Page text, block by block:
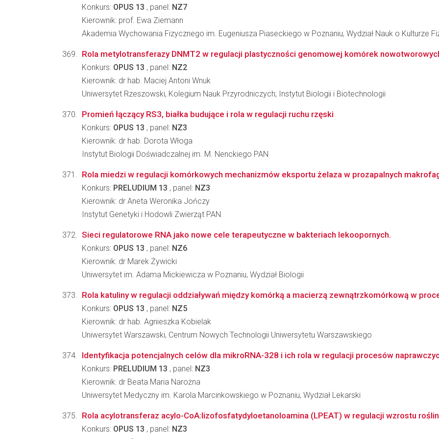
Konkurs: OPUS 13 , panel: NZ7
Kierownik: prof. Ewa Ziemann
Akademia Wychowania Fizycznego im. Eugeniusza Piaseckiego w Poznaniu, Wydział Nauk o Kulturze
Rola metylotransferazy DNMT2 w regulacji plastyczności genomowej komórek
Konkurs: OPUS 13 , panel: NZ2
Kierownik: dr hab. Maciej Antoni Wnuk
Uniwersytet Rzeszowski, Kolegium Nauk Przyrodniczych; Instytut Biologii i Biotechnologii
Promień łączący RS3, białka budujące i rola w regulacji ruchu rzęski
Konkurs: OPUS 13 , panel: NZ3
Kierownik: dr hab. Dorota Włoga
Instytut Biologii Doświadczalnej im. M. Nenckiego PAN
Rola miedzi w regulacji komórkowych mechanizmów eksportu żelaza w prozapalnych
Konkurs: PRELUDIUM 13 , panel: NZ3
Kierownik: dr Aneta Weronika Jończy
Instytut Genetyki i Hodowli Zwierząt PAN
Sieci regulatorowe RNA jako nowe cele terapeutyczne w bakteriach lekoopornych.
Konkurs: OPUS 13 , panel: NZ6
Kierownik: dr Marek Żywicki
Uniwersytet im. Adama Mickiewicza w Poznaniu, Wydział Biologii
Rola katuliny w regulacji oddziaływań między komórką a macierzą zewnątrzkomórkową w
Konkurs: OPUS 13 , panel: NZ5
Kierownik: dr hab. Agnieszka Kobielak
Uniwersytet Warszawski, Centrum Nowych Technologii Uniwersytetu Warszawskiego
Identyfikacja potencjalnych celów dla mikroRNA-328 i ich rola w regulacji procesów
Konkurs: PRELUDIUM 13 , panel: NZ3
Kierownik: dr Beata Maria Narożna
Uniwersytet Medyczny im. Karola Marcinkowskiego w Poznaniu, Wydział Lekarski
Rola acylotransferaz acylo-CoA:lizofosfatydyloetanoloamina (LPEAT) w regulacji wzrostu roślin
Konkurs: OPUS 13 , panel: NZ3